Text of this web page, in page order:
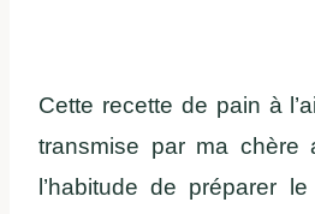
Cette recette de pain à
transmise par ma chère
l’habitude de préparer